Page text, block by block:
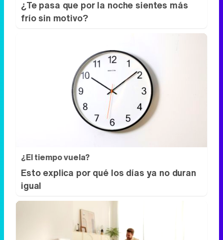
¿El tiempo vuela?
Esto explica por qué los días ya no duran